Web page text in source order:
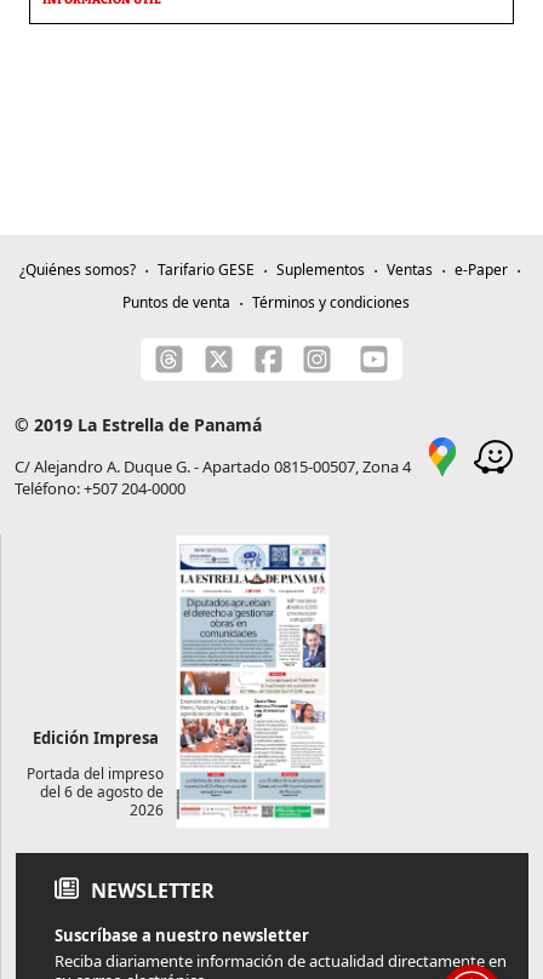
¿Quiénes somos? Tarifario GESE Suplementos Ventas
e-Paper
Puntos de venta
Términos y condiciones
© 2019 La Estrella de Panamá
C/ Alejandro A. Duque G. - Apartado 0815-00507, Zona 4
Teléfono: +507 204-0000
Edición Impresa
Portada del impreso
del 6 de agosto de
2026
NEWSLETTER
Suscríbase a nuestro newsletter
Reciba diariamente información de actualidad directamente en